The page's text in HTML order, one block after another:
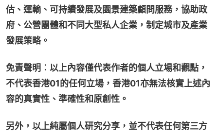
估、運輸、可持續發展及園景建築顧問服務，協助政
府、公營團體和不同大型私人企業，制定城市及產業
發展策略。
免責聲明︰以上內容僅代表作者的個人立場和觀點，
不代表香港01的任何立場，香港01亦無法核實上述內
容的真實性、準確性和原創性。
另外，以上純屬個人研究分享，並不代表任何第三方